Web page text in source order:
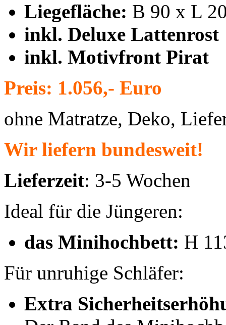
Liegefläche: B 90 x L
inkl. Deluxe Lattenrost
inkl. Motivfront Pirat
Preis: 1.056,- Euro
ohne Matratze, Deko,
Wir liefern bundesweit!
Lieferzeit: 3-5 Wochen
Ideal für die Jüngeren:
das Minihochbett: H
Für unruhige Schläfer:
Extra